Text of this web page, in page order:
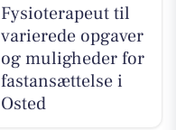
Fysioterapeut til
varierede opgaver
og muligheder for
fastansættelse i
Osted